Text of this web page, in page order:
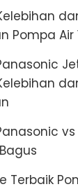
Pompa Air
Terbaik